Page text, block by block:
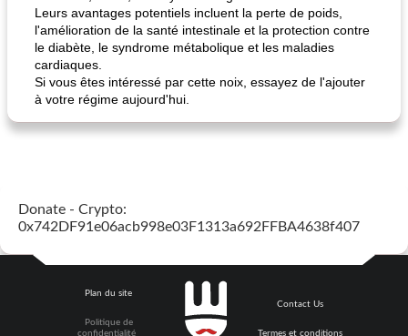
Leurs avantages potentiels incluent la perte de poids,
l'amélioration de la santé intestinale et la protection contre
le diabète, le syndrome métabolique et les maladies
cardiaques.
Si vous êtes intéressé par cette noix, essayez de l'ajouter
à votre régime aujourd'hui.
Donate - Crypto:
0x742DF91e06acb998e03F1313a692FFBA4638f407
Plan du site
Politique de
confidentialité
Contact Us
Termes et conditions